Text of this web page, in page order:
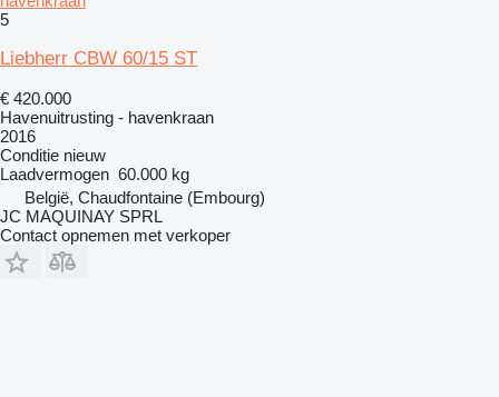
5
Liebherr CBW 60/15 ST
€ 420.000
Havenuitrusting - havenkraan
2016
Conditie nieuw
Laadvermogen 60.000 kg
België, Chaudfontaine (Embourg)
JC MAQUINAY SPRL
Contact opnemen met verkoper